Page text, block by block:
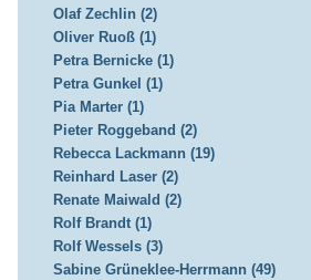
Olaf Zechlin (2)
Oliver Ruoß (1)
Petra Bernicke (1)
Petra Gunkel (1)
Pia Marter (1)
Pieter Roggeband (2)
Rebecca Lackmann (19)
Reinhard Laser (2)
Renate Maiwald (2)
Rolf Brandt (1)
Rolf Wessels (3)
Sabine Grüneklee-Herrmann (49)